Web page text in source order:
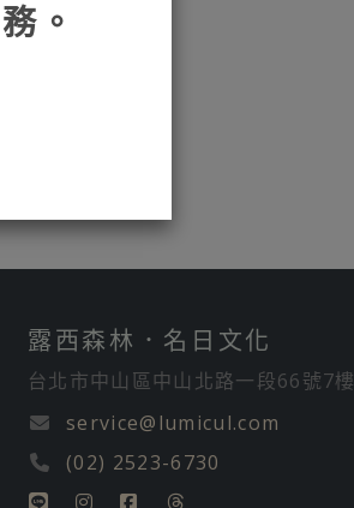
露西森林．名日文化
台北市中山區中山北路一段66號7樓
service@lumicul.com
(02) 2523-6730
。